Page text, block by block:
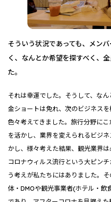
そういう状況であっても、メン
く、なんとか希望を探すべく、
た。
それは幸運でした。そうして、な
金ショートは免れ、次のビジネスを
色々考えてきました。旅行分野に
を活かし、業界を変えられるビジ
かし、様々考えた結果、観光業界
コロナウィルス流行という大ピン
う考えが私たちにはありました。
体・DMOや観光事業者(ホテル・飲